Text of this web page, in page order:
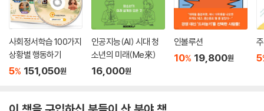
사회정서학습 100가지
상황별 행동하기
5% 151,050원
인공지능(AI) 시대 청
소년의 미래(Me來)
16,000원
인볼루션
10% 19,800원 5